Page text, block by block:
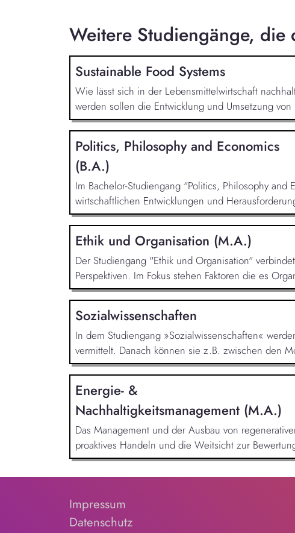
Weitere Studiengänge, die
Sustainable Food Systems
Wie lässt sich in der Lebensmittelwirtschaft
werden sollen die Entwicklung und Umsetzung
Politics, Philosophy and Economics
(B.A.)
Im Bachelor-Studiengang "Politics, Philosophy
wirtschaftlichen Entwicklungen und
Ethik und Organisation (M.A.)
Der Studiengang "Ethik und Organisation"
Perspektiven. Im Fokus stehen Faktoren die es
Sozialwissenschaften
In dem Studiengang »Sozialwissenschaften«
vermittelt. Danach können sie z.B. zwischen den
Energie- &
Nachhaltigkeitsmanagement (M.A.)
Das Management und der Ausbau von
proaktives Handeln und die Weitsicht zur
Impressum
Datenschutz